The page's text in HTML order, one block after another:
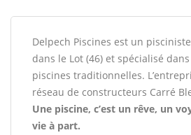
Delpech Piscines est un
dans le Lot (46) et spécialisé
piscines traditionnelles.
réseau de constructeurs Carré
Une piscine, c’est un rêve, un
vie à part.